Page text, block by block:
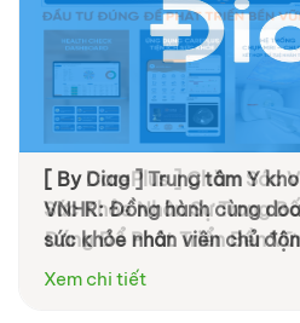
[ By CarePlus ] Chăm Sóc
Sức Khỏe Nhân Sự Trong
Đúng Để Phát Triển Bền
Xem chi tiết
[ By Diag ] Trung tâm Y
VNHR: Đồng hành cùng
sức khỏe nhân viên chủ
Xem chi tiết